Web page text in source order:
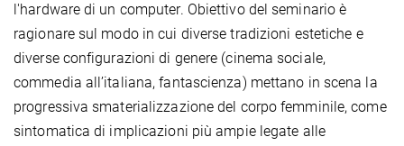
l'hardware di un computer. Obiettivo del seminario è
ragionare sul modo in cui diverse tradizioni estetiche e
diverse configurazioni di genere (cinema sociale,
commedia all’italiana, fantascienza) mettano in scena la
progressiva smaterializzazione del corpo femminile, come
sintomatica di implicazioni più ampie legate alle